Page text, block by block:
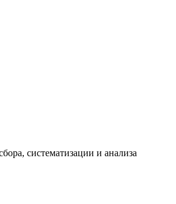
систематизации и анализа